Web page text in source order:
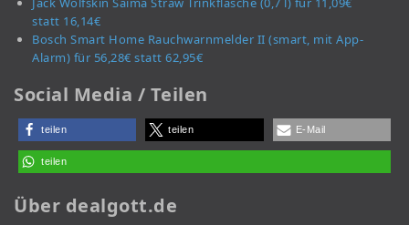
statt 16,14€
Bosch Smart Home Rauchwarnmelder II (smart, mit App-
Alarm) für 56,28€ statt 62,95€
Social Media / Teilen
teilen teilen E-Mail
teilen
Über dealgott.de